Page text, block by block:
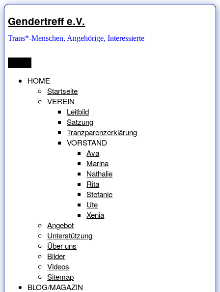
Zum
Inhalt
springen
Gendertreff e.V.
Trans*-Menschen, Angehörige, Interessierte
HOME
Startseite
VEREIN
Leitbild
Satzung
Tranzparenzerklärung
VORSTAND
Ava
Marina
Nathalie
Rita
Stefanie
Ute
Xenia
Angebot
Unterstützung
Über uns
Bilder
Videos
Sitemap
BLOG/MAGAZIN